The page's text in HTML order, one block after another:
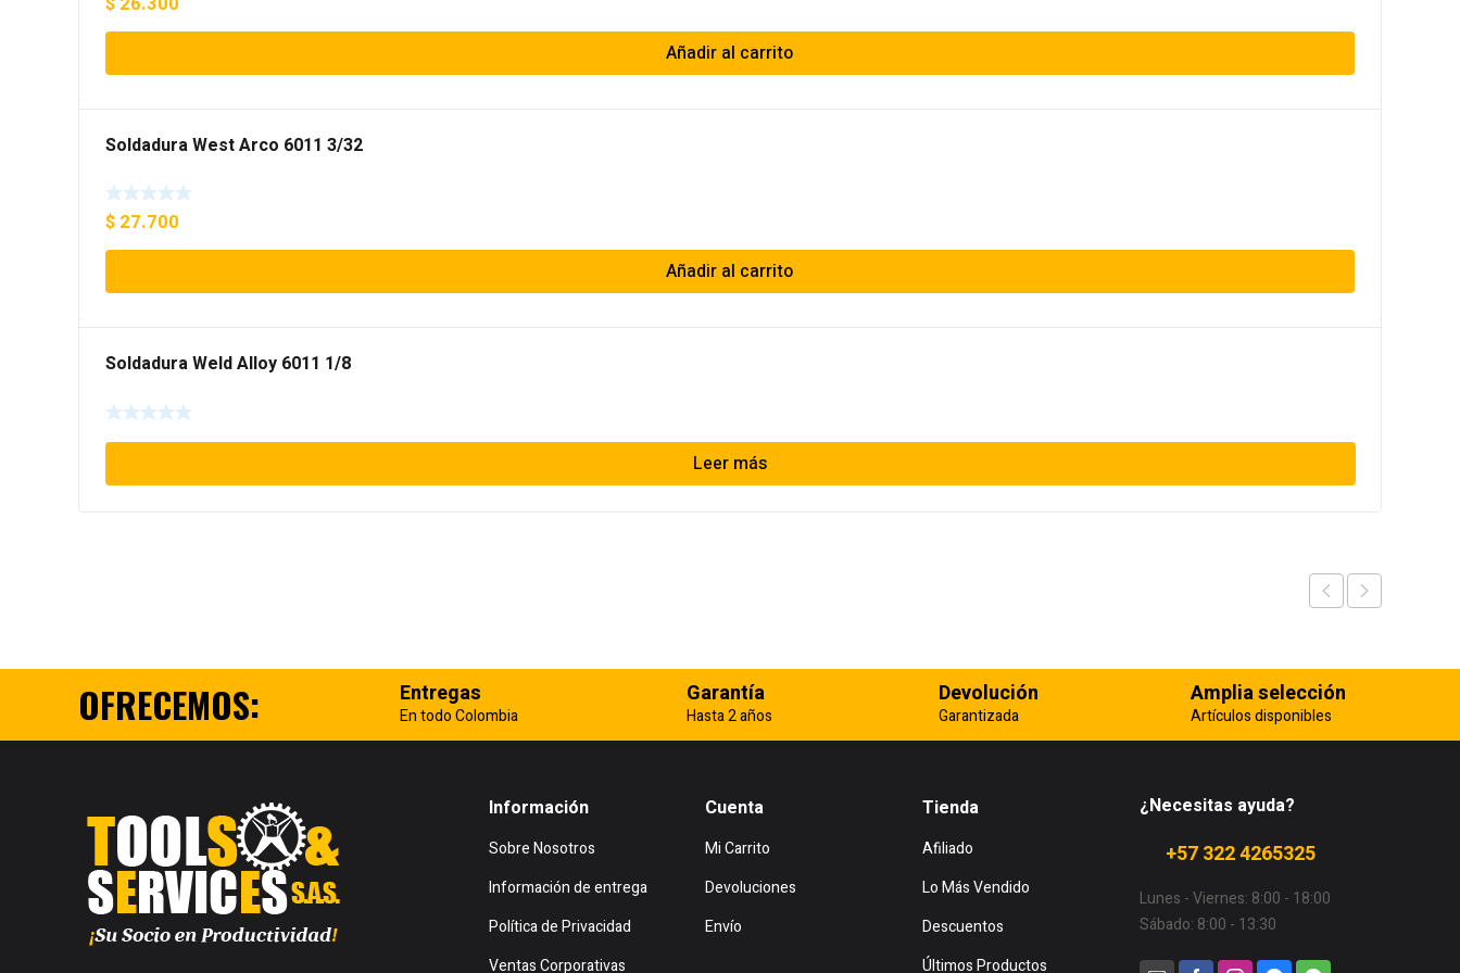
Añadir al carrito
Soldadura West Arco 6011 3/32
$ 27.700
Añadir al carrito
Soldadura Weld Alloy 6011 1/8
Leer más
OFRECEMOS: Entregas
En todo Colombia
Garantía
Hasta 2 años
Devolución
Garantizada
Amplia selección
Artículos disponibles
Información
Sobre Nosotros
Información de entrega
Política de Privacidad
Ventas Corporativas
Cuenta
Mi Carrito
Devoluciones
Envío
Tienda
Afiliado
Lo Más Vendido
Descuentos
Últimos Productos
¿Necesitas ayuda?
+57 322 4265325
Lunes - Viernes: 8:00 - 18:00
Sábado: 8:00 - 13:30